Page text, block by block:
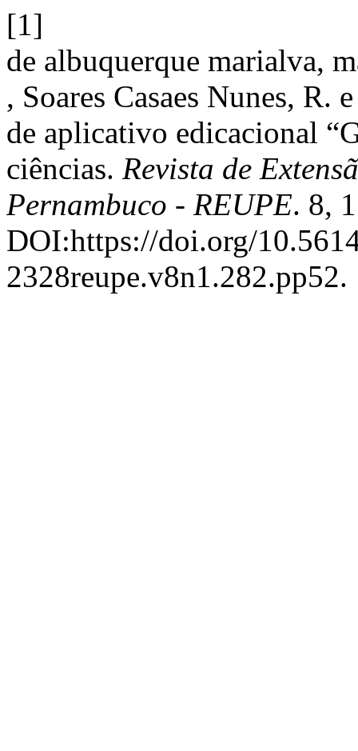
[1]
de albuquerque marialva,
, Soares Casaes Nunes,
de aplicativo edicacional
ciências. Revista de
Pernambuco - REUPE. 8,
DOI:https://doi.org/
2328reupe.v8n1.282.pp52.